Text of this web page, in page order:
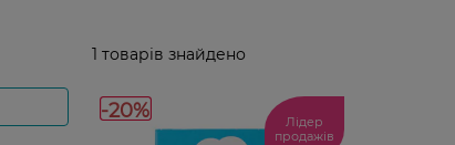
1 товарів знайдено
-20%
Лідер
продажів